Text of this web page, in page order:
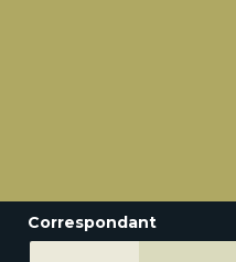
Correspondant